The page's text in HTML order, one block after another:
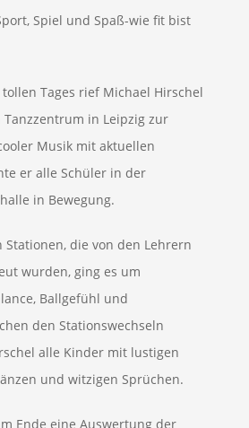
Spiel und Spaß-wie fit bist
Tages rief Michael Hirschel
in Leipzig zur
Musik mit aktuellen
er alle Schüler in der
in Bewegung.
Stationen, die von den Lehrern
wurden, ging es um
Ballgefühl und
den Stationswechseln
alle Kinder mit lustigen
und witzigen Sprüchen.
Ende eine Auswertung der